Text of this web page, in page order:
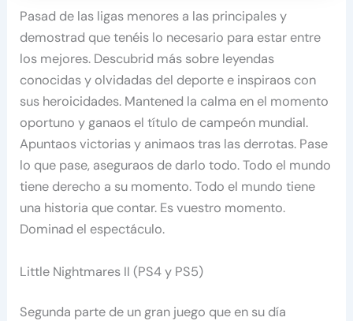
Pasad de las ligas menores a las principales y
demostrad que tenéis lo necesario para estar entre
los mejores. Descubrid más sobre leyendas
conocidas y olvidadas del deporte e inspiraos con
sus heroicidades. Mantened la calma en el momento
oportuno y ganaos el título de campeón mundial.
Apuntaos victorias y animaos tras las derrotas. Pase
lo que pase, aseguraos de darlo todo. Todo el mundo
tiene derecho a su momento. Todo el mundo tiene
una historia que contar. Es vuestro momento.
Dominad el espectáculo.
Little Nightmares II (PS4 y PS5)
Segunda parte de un gran juego que en su día